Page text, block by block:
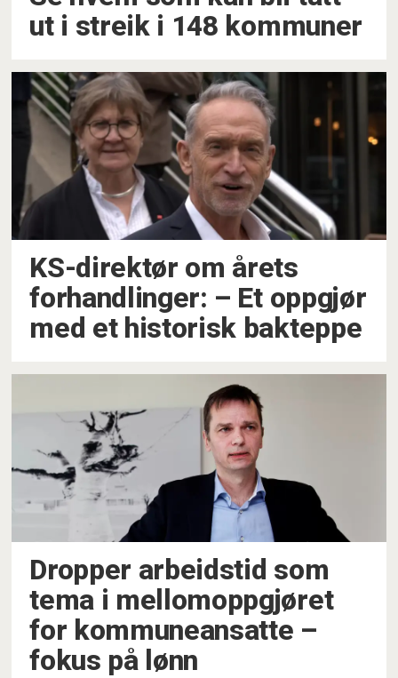
ut i streik i 148 kommuner
KS-direktør om årets
forhandlinger: –⁠ Et oppgjør
med et historisk bakteppe
Dropper arbeidstid som
tema i mellomoppgjøret
for kommuneansatte –⁠
fokus på lønn